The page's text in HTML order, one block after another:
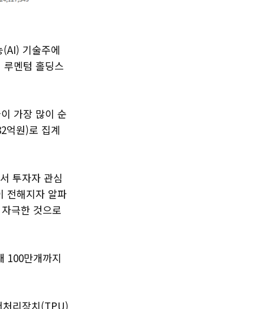
기술주에
멘텀 홀딩스
가장 많이 순
억원)로 집계
투자자 관심
전해지자 알파
극한 것으로
100만개까지
리장치(TPU)